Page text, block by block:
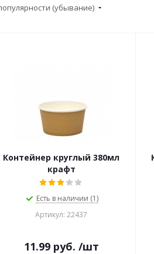
(убывание)
Контейнер круглый 380мл
крафт
Есть в наличии (1)
Артикул: 22437
11.99руб. /шт